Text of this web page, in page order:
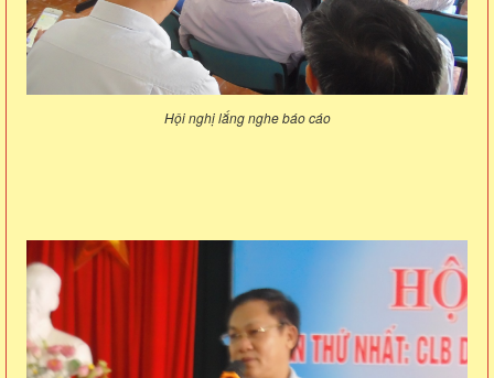
Hội nghị lắng nghe báo cáo